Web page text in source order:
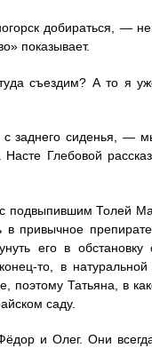
добираться, —
показывает.
съездим? А то я
сиденья, —
Глебовой
подвыпившим Толей
привычное
его в обстановку
то, в натуральной
поэтому Татьяна, в
саду.
и Олег. Они